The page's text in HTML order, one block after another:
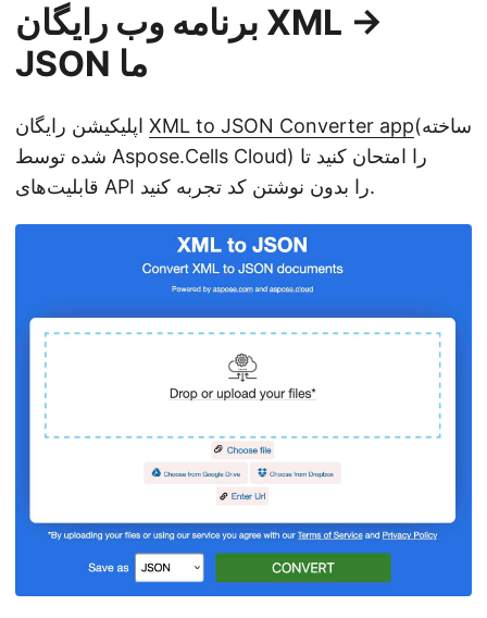
برنامه وب رایگان XML →
JSON ما
XML to JSON Converter app(ساخته
شده توسط Aspose.Cells Cloud) را امتحان کنید تا
قابلیت‌های API را بدون نوشتن کد تجربه کنید.